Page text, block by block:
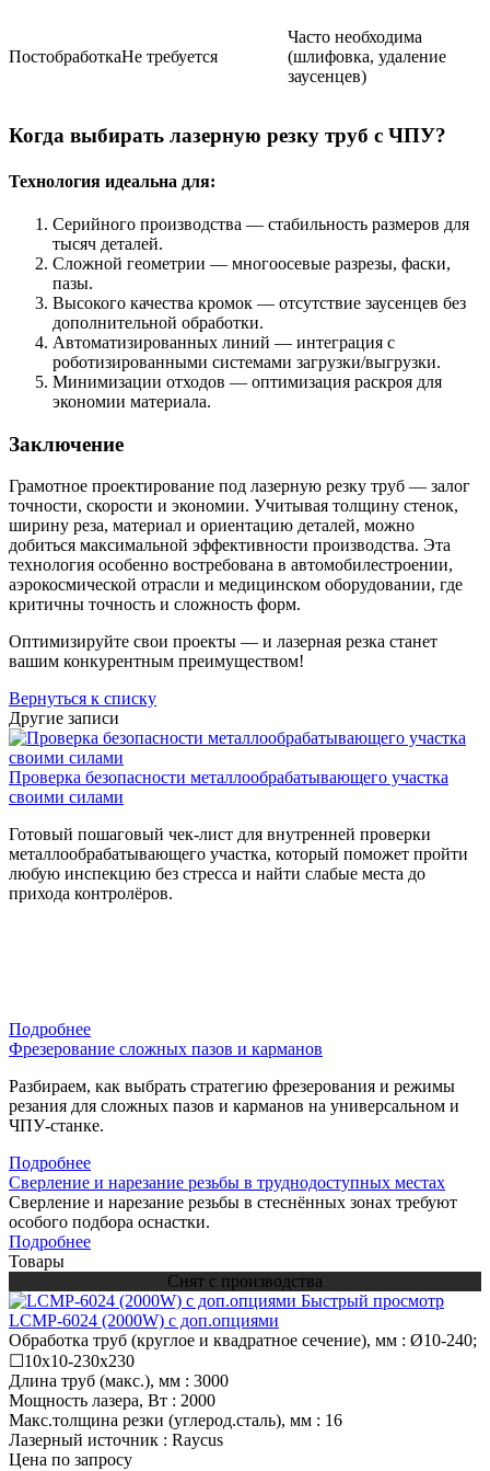
ПостобработкаНе требуется
Часто необходима
(шлифовка, удаление
заусенцев)
Когда выбирать лазерную резку труб с ЧПУ?
Технология идеальна для:
Серийного производства — стабильность размеров для
тысяч деталей.
Сложной геометрии — многоосевые разрезы, фаски,
пазы.
Высокого качества кромок — отсутствие заусенцев без
дополнительной обработки.
Автоматизированных линий — интеграция с
роботизированными системами загрузки/выгрузки.
Минимизации отходов — оптимизация раскроя для
экономии материала.
Заключение
Грамотное проектирование под лазерную резку труб — залог
точности, скорости и экономии. Учитывая толщину стенок,
ширину реза, материал и ориентацию деталей, можно
добиться максимальной эффективности производства. Эта
технология особенно востребована в автомобилестроении,
аэрокосмической отрасли и медицинском оборудовании, где
критичны точность и сложность форм.
Оптимизируйте свои проекты — и лазерная резка станет
вашим конкурентным преимуществом!
Вернуться к списку
Другие записи
Проверка безопасности металлообрабатывающего участка
своими силами
Готовый пошаговый чек-лист для внутренней проверки
металлообрабатывающего участка, который поможет пройти
любую инспекцию без стресса и найти слабые места до
прихода контролёров.
Подробнее
Фрезерование сложных пазов и карманов
Разбираем, как выбрать стратегию фрезерования и режимы
резания для сложных пазов и карманов на универсальном и
ЧПУ-станке.
Подробнее
Сверление и нарезание резьбы в труднодоступных местах
Сверление и нарезание резьбы в стеснённых зонах требуют
особого подбора оснастки.
Подробнее
Товары
Снят с производства
Быстрый просмотр
LCMP-6024 (2000W) с доп.опциями
Обработка труб (круглое и квадратное сечение), мм : Ø10-240;
☐10х10-230х230
Длина труб (макс.), мм : 3000
Мощность лазера, Вт : 2000
Макс.толщина резки (углерод.сталь), мм : 16
Лазерный источник : Raycus
Цена по запросу